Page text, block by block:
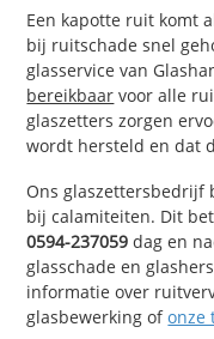
Een kapotte ruit komt
bij ruitschade snel
glasservice van
bereikbaar voor alle
glaszetters zorgen
wordt hersteld en dat
Ons glaszettersbedrijf
bij calamiteiten. Dit
0594-237059 dag en
glasschade en
informatie over
glasbewerking ofonze